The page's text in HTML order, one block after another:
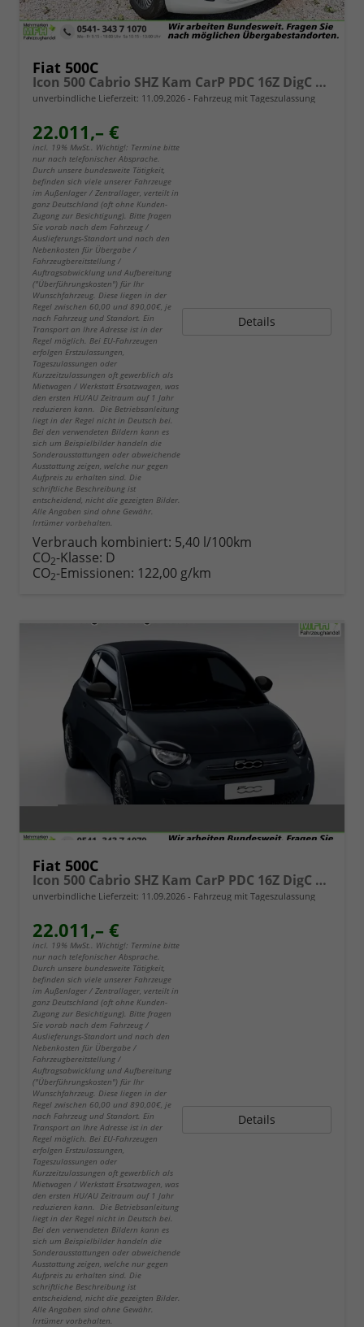
Fiat 500C
Icon 500 Cabrio SHZ Kam CarP PDC 16Z DigC Klimaa
unverbindliche Lieferzeit: 11.09.2026 Fahrzeug mit Tageszulassung
22.011,– €
incl. 19% MwSt.. Wichtig!: Termine bitte
nur nach telefonischer Absprache.
Durch unsere bundesweite Tätigkeit,
befinden sich viele unserer Fahrzeuge
im Außenlager / Zentrallager, verteilt in
ganz Deutschland (oft ohne Kunden-
Zugang zur Besichtigung). Bitte fragen
Sie vorab nach dem Fahrzeug /
Auslieferungs-Standort und nach den
Nebenkosten für Übergabe /
Fahrzeugbereitstellung /
Auftragsabwicklung und Aufbereitung
("Überführungskosten") für Ihr
Wunschfahrzeug. Diese liegen in der
Regel zwischen 60,00 und 890,00€, je
nach Fahrzeug und Standort. Ein
Transport an Ihre Adresse ist in der
Regel möglich. Bei EU-Fahrzeugen
erfolgen Erstzulassungen,
Tageszulassungen oder
Kurzzeitzulassungen oft gewerblich als
Mietwagen / Werkstatt Ersatzwagen, was
den ersten HU/AU Zeitraum auf 1 Jahr
reduzieren kann. Die Betriebsanleitung
liegt in der Regel nicht in Deutsch bei.
Bei den verwendeten Bildern kann es
sich um Beispielbilder handeln die
Sonderausstattungen oder abweichende
Ausstattung zeigen, welche nur gegen
Aufpreis zu erhalten sind. Die
schriftliche Beschreibung ist
entscheidend, nicht die gezeigten Bilder.
Alle Angaben sind ohne Gewähr.
Irrtümer vorbehalten.
Details
Verbrauch kombiniert: 5,40 l/100km
CO2-Klasse: D
CO2-Emissionen: 122,00 g/km
Fiat 500C
Icon 500 Cabrio SHZ Kam CarP PDC 16Z DigC Klimaa
unverbindliche Lieferzeit: 11.09.2026 Fahrzeug mit Tageszulassung
22.011,– €
incl. 19% MwSt.. Wichtig!: Termine bitte
nur nach telefonischer Absprache.
Durch unsere bundesweite Tätigkeit,
befinden sich viele unserer Fahrzeuge
im Außenlager / Zentrallager, verteilt in
ganz Deutschland (oft ohne Kunden-
Zugang zur Besichtigung). Bitte fragen
Sie vorab nach dem Fahrzeug /
Auslieferungs-Standort und nach den
Nebenkosten für Übergabe /
Fahrzeugbereitstellung /
Auftragsabwicklung und Aufbereitung
("Überführungskosten") für Ihr
Wunschfahrzeug. Diese liegen in der
Regel zwischen 60,00 und 890,00€, je
nach Fahrzeug und Standort. Ein
Transport an Ihre Adresse ist in der
Regel möglich. Bei EU-Fahrzeugen
erfolgen Erstzulassungen,
Tageszulassungen oder
Kurzzeitzulassungen oft gewerblich als
Mietwagen / Werkstatt Ersatzwagen, was
den ersten HU/AU Zeitraum auf 1 Jahr
reduzieren kann. Die Betriebsanleitung
liegt in der Regel nicht in Deutsch bei.
Bei den verwendeten Bildern kann es
sich um Beispielbilder handeln die
Sonderausstattungen oder abweichende
Ausstattung zeigen, welche nur gegen
Aufpreis zu erhalten sind. Die
schriftliche Beschreibung ist
entscheidend, nicht die gezeigten Bilder.
Alle Angaben sind ohne Gewähr.
Irrtümer vorbehalten.
Details